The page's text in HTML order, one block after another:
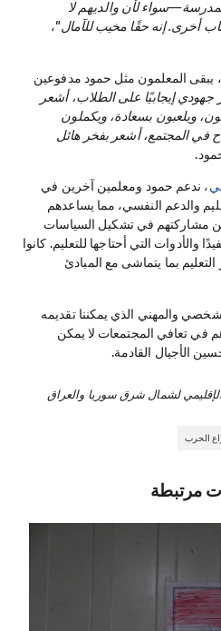
لأن والديهم لا
أخرى. إنه حقًا مخيب للآمال"،
يبقى المعلمون مثل حمود مدفوعين
جهودي إيجابيًا على الطلاب، أشعر
ويلعبون بسعادة، ويكملون
في المجتمع، أشعر بفخر هائل
، ندعم حمود ومعلمين آخرين في
والدعم النفسي، مما يساعدهم
مشاركتهم في تشكيل السياسات
والأدوات التي أحتاجها للتعليم. كانوا
بما يتماشى مع المبادئ
والمهني الذي يمكننا تقديمه
في تعافي المجتمعات لا يمكن
الأجيال القادمة.
الحرب
مرتبطة